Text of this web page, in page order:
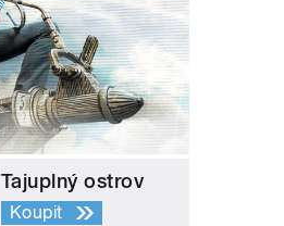
Tajuplný ostrov
Koupit